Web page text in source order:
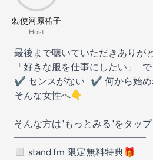
勅使河原祐子
Host
最後まで聴いていただきありが
「好きな服を仕事にしたい」
✔ センスがない ✔ 何から始め
そんな女性へ👇
そんな方は"もっとみる"をタッ
━━━━━━━━━━━━━━
◻️ stand.fm 限定無料特典🎁